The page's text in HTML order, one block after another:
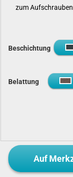
zum Aufschrauben
Beschichtung
Belattung
Auf